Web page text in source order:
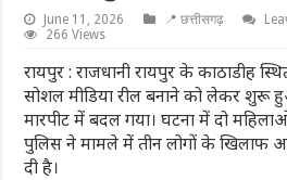
June 11, 2026 📍 छत्तीसगढ़
266 Views
रायपुर : राजधानी रायपुर के काठाडीह
सोशल मीडिया रील बनाने को लेकर शुरू
मारपीट में बदल गया। घटना में दो
पुलिस ने मामले में तीन लोगों के खिलाफ
दी है।